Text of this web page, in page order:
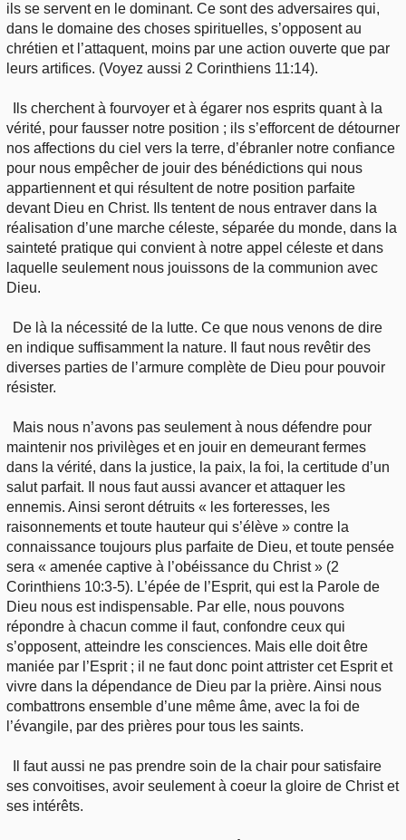
ils se servent en le dominant. Ce sont des adversaires qui,
dans le domaine des choses spirituelles, s’opposent au
chrétien et l’attaquent, moins par une action ouverte que par
leurs artifices. (Voyez aussi 2 Corinthiens 11:14).
Ils cherchent à fourvoyer et à égarer nos esprits quant à la
vérité, pour fausser notre position ; ils s’efforcent de détourner
nos affections du ciel vers la terre, d’ébranler notre confiance
pour nous empêcher de jouir des bénédictions qui nous
appartiennent et qui résultent de notre position parfaite
devant Dieu en Christ. Ils tentent de nous entraver dans la
réalisation d’une marche céleste, séparée du monde, dans la
sainteté pratique qui convient à notre appel céleste et dans
laquelle seulement nous jouissons de la communion avec
Dieu.
De là la nécessité de la lutte. Ce que nous venons de dire
en indique suffisamment la nature. Il faut nous revêtir des
diverses parties de l’armure complète de Dieu pour pouvoir
résister.
Mais nous n’avons pas seulement à nous défendre pour
maintenir nos privilèges et en jouir en demeurant fermes
dans la vérité, dans la justice, la paix, la foi, la certitude d’un
salut parfait. Il nous faut aussi avancer et attaquer les
ennemis. Ainsi seront détruits « les forteresses, les
raisonnements et toute hauteur qui s’élève » contre la
connaissance toujours plus parfaite de Dieu, et toute pensée
sera « amenée captive à l’obéissance du Christ » (2
Corinthiens 10:3-5). L’épée de l’Esprit, qui est la Parole de
Dieu nous est indispensable. Par elle, nous pouvons
répondre à chacun comme il faut, confondre ceux qui
s’opposent, atteindre les consciences. Mais elle doit être
maniée par l’Esprit ; il ne faut donc point attrister cet Esprit et
vivre dans la dépendance de Dieu par la prière. Ainsi nous
combattrons ensemble d’une même âme, avec la foi de
l’évangile, par des prières pour tous les saints.
Il faut aussi ne pas prendre soin de la chair pour satisfaire
ses convoitises, avoir seulement à coeur la gloire de Christ et
ses intérêts.